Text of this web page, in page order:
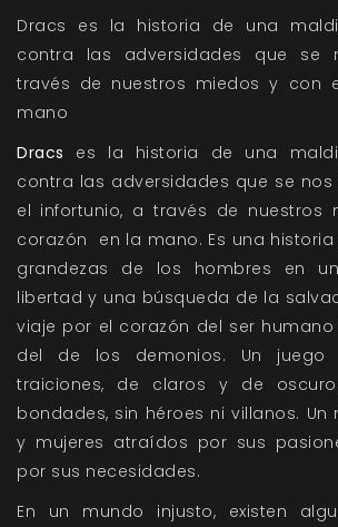
Dracs es la historia de una
contra las adversidades que se
través de nuestros miedos y con
mano
Dracs es la historia de una
contra las adversidades que se
el infortunio, a través de nuestros
corazón en la mano. Es una
grandezas de los hombres en
libertad y una búsqueda de la
viaje por el corazón del ser
del de los demonios. Un
traiciones, de claros y de
bondades, sin héroes ni villanos.
y mujeres atraídos por sus
por sus necesidades.
En un mundo injusto, existen